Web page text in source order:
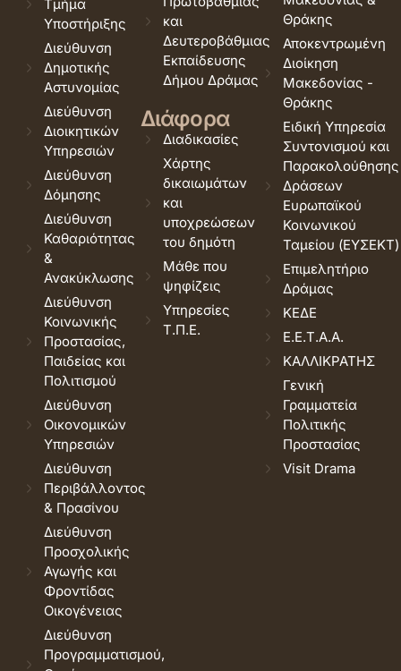
Τμήμα
Υποστήριξης
Διεύθυνση
Δημοτικής
Αστυνομίας
Διεύθυνση
Διοικητικών
Υπηρεσιών
Διεύθυνση
Δόμησης
Διεύθυνση
Καθαριότητας
&
Ανακύκλωσης
Διεύθυνση
Κοινωνικής
Προστασίας,
Παιδείας και
Πολιτισμού
Διεύθυνση
Οικονομικών
Υπηρεσιών
Διεύθυνση
Περιβάλλοντος
& Πρασίνου
Διεύθυνση
Προσχολικής
Αγωγής και
Φροντίδας
Οικογένειας
Διεύθυνση
Προγραμματισμού,
και
Δευτεροβάθμιας
Εκπαίδευσης
Δήμου Δράμας
Διάφορα
Διαδικασίες
Χάρτης
δικαιωμάτων
και
υποχρεώσεων
του δημότη
Μάθε που
ψηφίζεις
Υπηρεσίες
Τ.Π.Ε.
Θράκης
Αποκεντρωμένη
Διοίκηση
Μακεδονίας -
Θράκης
Ειδική Υπηρεσία
Συντονισμού και
Παρακολούθησης
Δράσεων
Ευρωπαϊκού
Κοινωνικού
Ταμείου (ΕΥΣΕΚΤ)
Επιμελητήριο
Δράμας
ΚΕΔΕ
Ε.Ε.Τ.Α.Α.
ΚΑΛΛΙΚΡΑΤΗΣ
Γενική
Γραμματεία
Πολιτικής
Προστασίας
Visit Drama